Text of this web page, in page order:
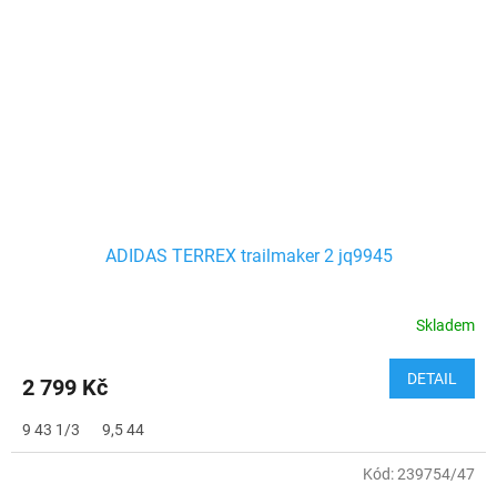
ADIDAS TERREX trailmaker 2 jq9945
Skladem
2 799 Kč DETAIL
9 43 1/3 9,5 44
Kód:239754/47